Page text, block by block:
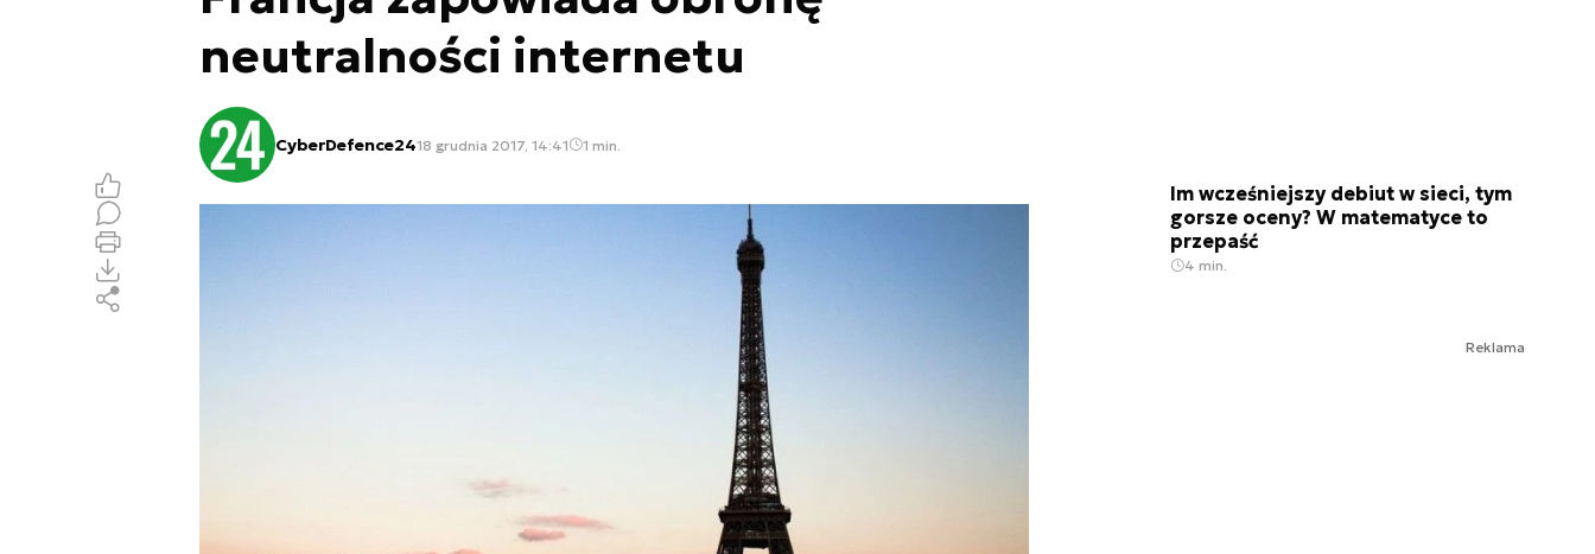
neutralności internetu
CyberDefence2418 grudnia 2017, 14:41 1 min.
Im wcześniejszy debiut w sieci, tym
gorsze oceny? W matematyce to
przepaść
4 min.
Reklama